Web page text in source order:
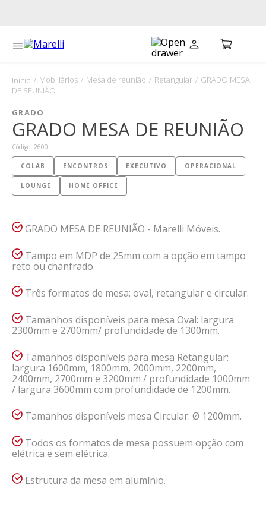
Mobiliários Mesa de reunião Retangular
GRADO MESA
DE REUNIÃO
GRADO
GRADO MESA DE REUNIÃO
Código: 2600
COLAB ENCONTROS EXECUTIVO OPERACIONAL
LOUNGE HOME OFFICE
GRADO MESA DE REUNIÃO - Marelli Móveis.
Tampo em MDP de 25mm com a opção em tampo
reto ou chanfrado.
Três formatos de mesa: oval, retangular e circular.
Tamanhos disponíveis para mesa Oval: largura
2300mm e 2700mm/ profundidade de 1300mm.
Tamanhos disponíveis para mesa Retangular:
largura 1600mm, 1800mm, 2000mm, 2200mm,
2400mm, 2700mm e 3200mm / profundidade 1000mm
/ largura 3600mm com profundidade de 1200mm.
Tamanhos disponíveis mesa Circular: Ø 1200mm.
Todos os formatos de mesa possuem opção com
elétrica e sem elétrica.
Estrutura da mesa em alumínio.